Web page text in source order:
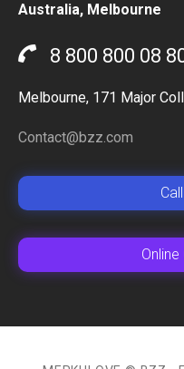
Australia, Melbourne
8 800 800 08
Melbourne, 171 Major
Contact@bzz.com